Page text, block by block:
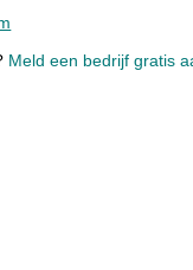
Meld een bedrijf gratis